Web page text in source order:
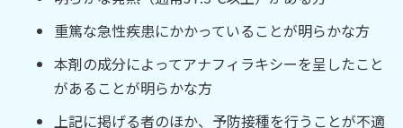
重篤な急性疾患にかかっていることが明らかな方
本剤の成分によってアナフィラキシーを呈したこと
があることが明らかな方
上記に掲げる者のほか、予防接種を行うことが不適